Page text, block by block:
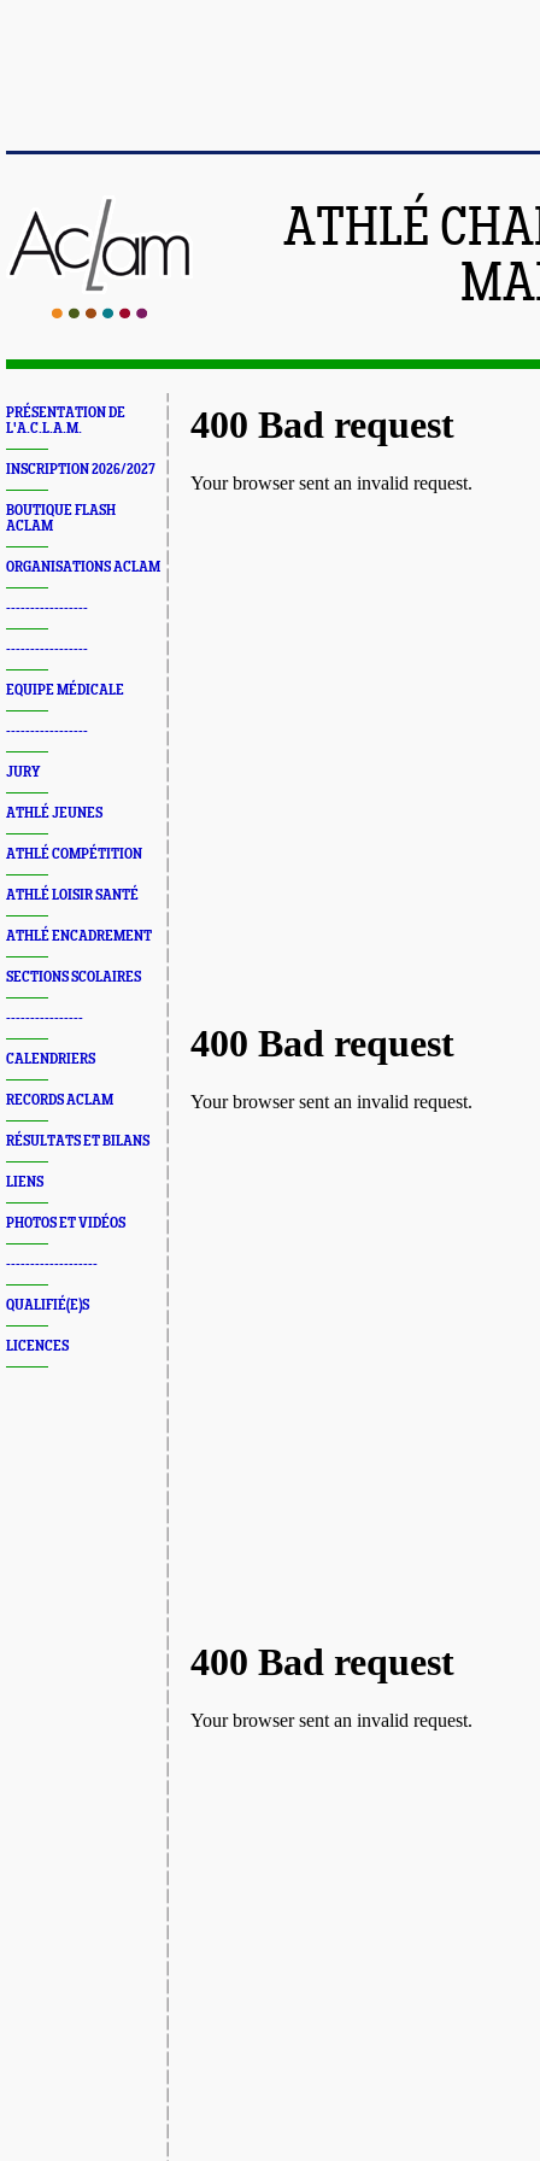
ATHLÉ
PRÉSENTATION DE
L'A.C.L.A.M.
INSCRIPTION 2026/2027
BOUTIQUE FLASH
ACLAM
ORGANISATIONS ACLAM
-----------------
-----------------
EQUIPE MÉDICALE
-----------------
JURY
ATHLÉ JEUNES
ATHLÉ COMPÉTITION
ATHLÉ LOISIR SANTÉ
ATHLÉ ENCADREMENT
SECTIONS SCOLAIRES
----------------
CALENDRIERS
RECORDS ACLAM
RÉSULTATS ET BILANS
LIENS
PHOTOS ET VIDÉOS
-------------------
QUALIFIÉ(E)S
LICENCES